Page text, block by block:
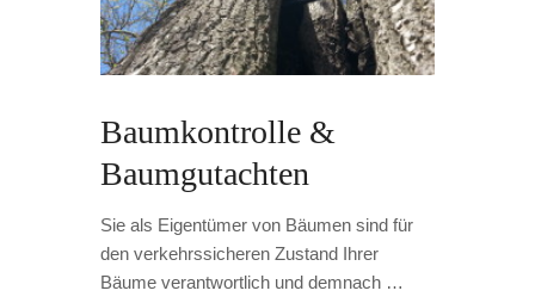
Baumkontrolle &
Baumgutachten
Sie als Eigentümer von Bäumen sind für
den verkehrssicheren Zustand Ihrer
Bäume verantwortlich und demnach …